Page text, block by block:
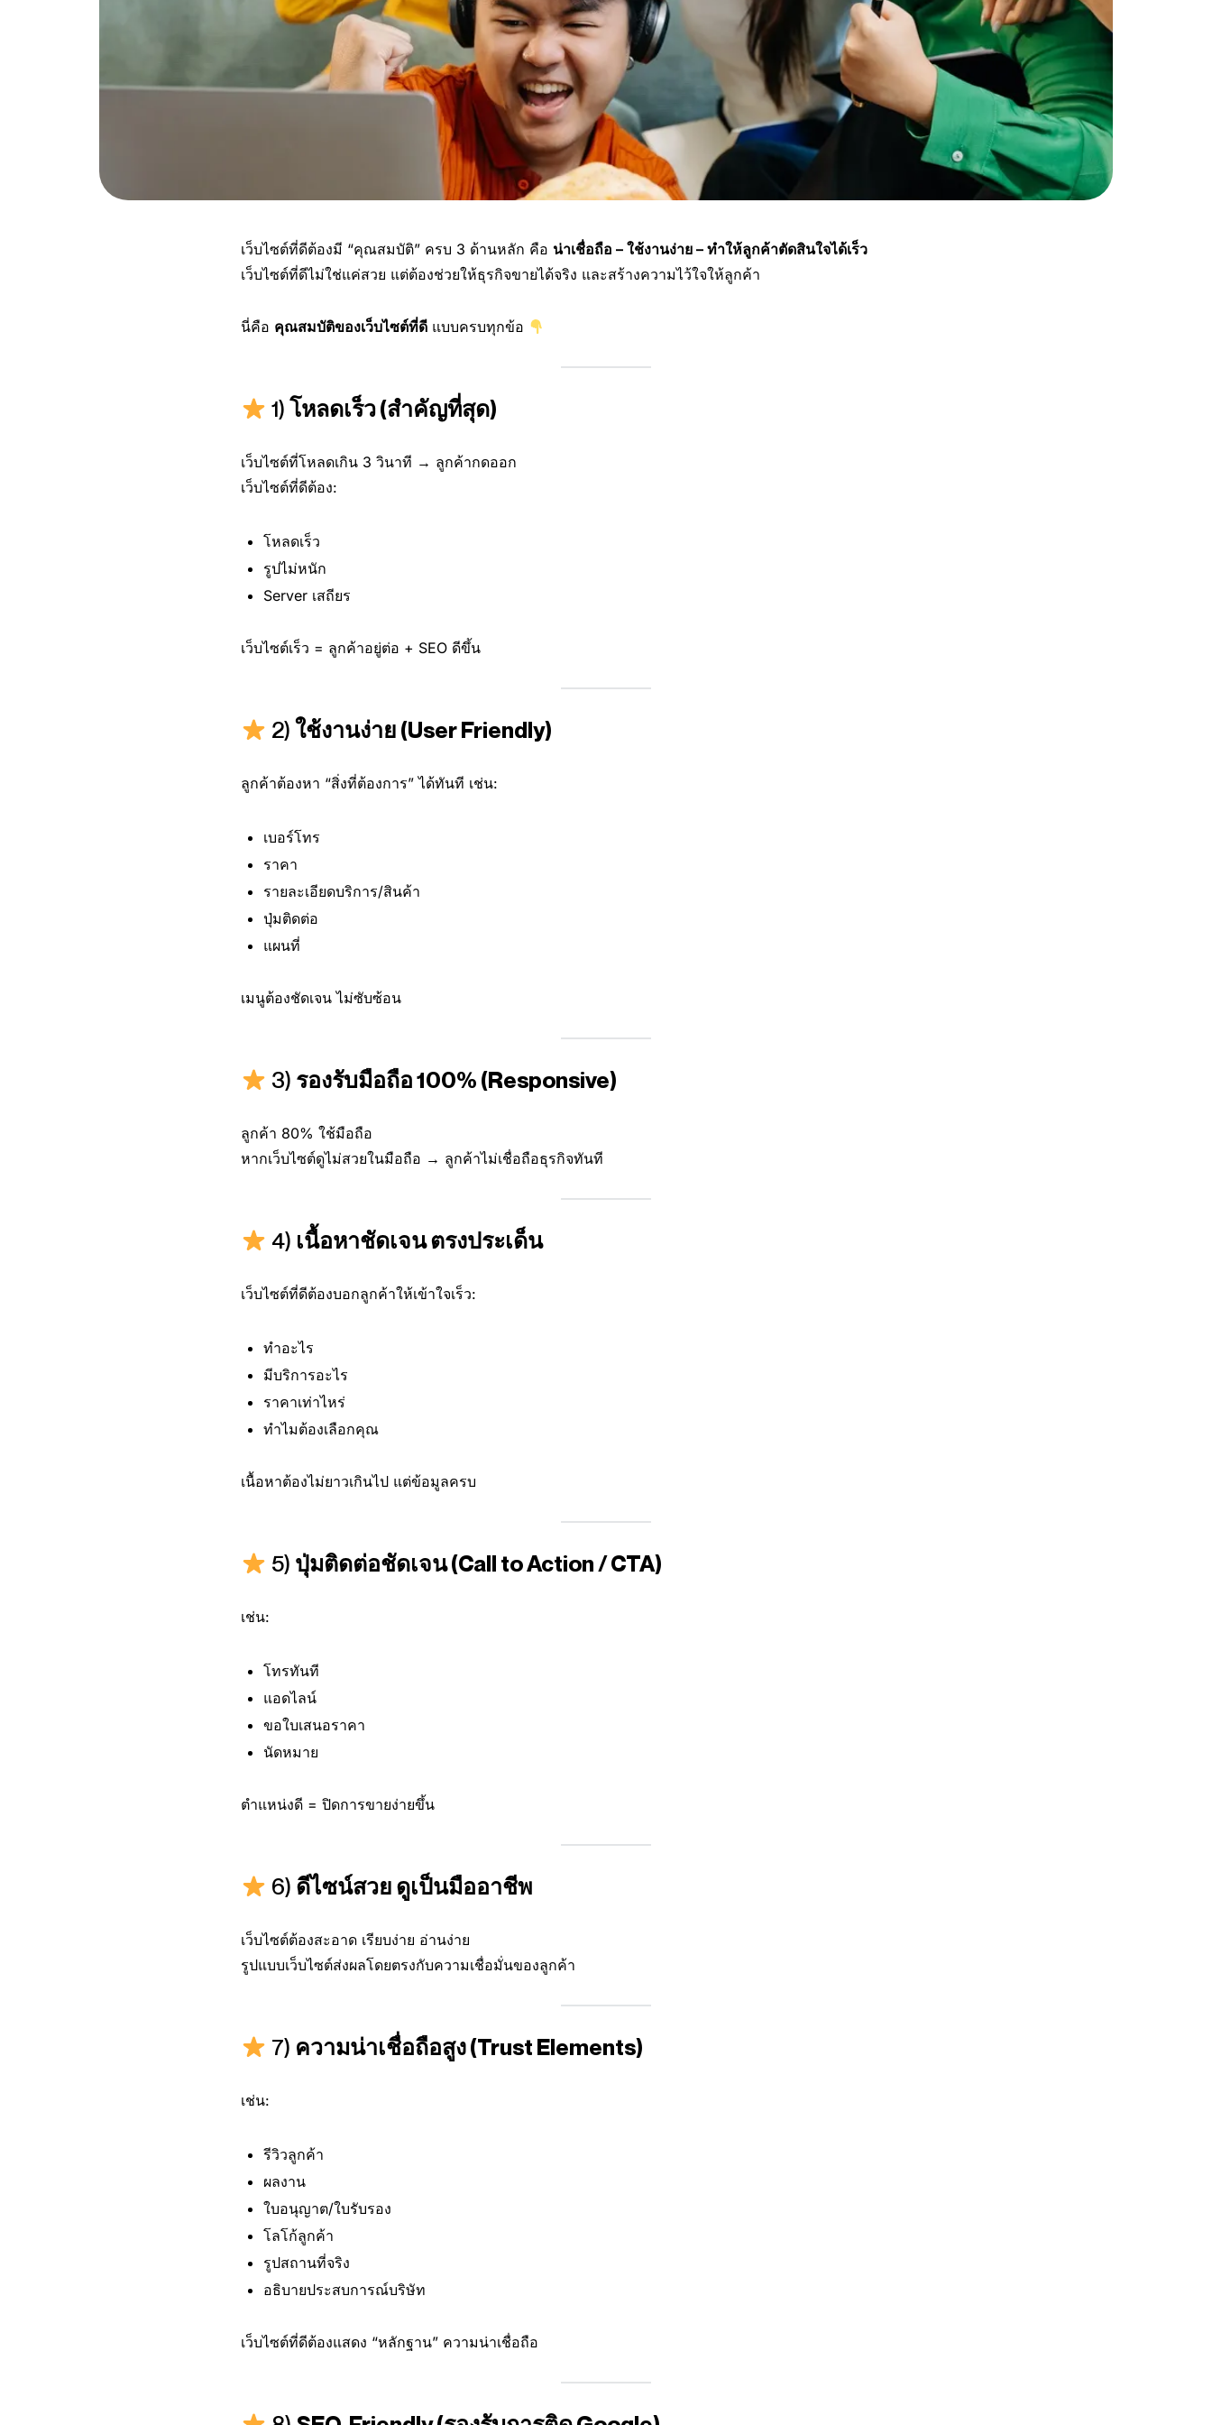
เว็บไซต์ที่ดีต้องมี “คุณสมบัติ” ครบ 3 ด้านหลัก คือ น่าเชื่อถือ – ใช้งานง่าย – ทำให้ลูกค้าตัดสินใจได้เร็ว
เว็บไซต์ที่ดีไม่ใช่แค่สวย แต่ต้องช่วยให้ธุรกิจขายได้จริง และสร้างความไว้ใจให้ลูกค้า
นี่คือ คุณสมบัติของเว็บไซต์ที่ดี แบบครบทุกข้อ
1) โหลดเร็ว (สำคัญที่สุด)
เว็บไซต์ที่โหลดเกิน 3 วินาที → ลูกค้ากดออก
เว็บไซต์ที่ดีต้อง:
โหลดเร็ว
รูปไม่หนัก
Server เสถียร
เว็บไซต์เร็ว = ลูกค้าอยู่ต่อ + SEO ดีขึ้น
2) ใช้งานง่าย (User Friendly)
ลูกค้าต้องหา “สิ่งที่ต้องการ” ได้ทันที เช่น:
เบอร์โทร
ราคา
รายละเอียดบริการ/สินค้า
ปุ่มติดต่อ
แผนที่
เมนูต้องชัดเจน ไม่ซับซ้อน
3) รองรับมือถือ 100% (Responsive)
ลูกค้า 80% ใช้มือถือ
หากเว็บไซต์ดูไม่สวยในมือถือ → ลูกค้าไม่เชื่อถือธุรกิจทันที
4) เนื้อหาชัดเจน ตรงประเด็น
เว็บไซต์ที่ดีต้องบอกลูกค้าให้เข้าใจเร็ว:
ทำอะไร
มีบริการอะไร
ราคาเท่าไหร่
ทำไมต้องเลือกคุณ
เนื้อหาต้องไม่ยาวเกินไป แต่ข้อมูลครบ
5) ปุ่มติดต่อชัดเจน (Call to Action / CTA)
เช่น:
โทรทันที
แอดไลน์
ขอใบเสนอราคา
นัดหมาย
ตำแหน่งดี = ปิดการขายง่ายขึ้น
6) ดีไซน์สวย ดูเป็นมืออาชีพ
เว็บไซต์ต้องสะอาด เรียบง่าย อ่านง่าย
รูปแบบเว็บไซต์ส่งผลโดยตรงกับความเชื่อมั่นของลูกค้า
7) ความน่าเชื่อถือสูง (Trust Elements)
เช่น:
รีวิวลูกค้า
ผลงาน
ใบอนุญาต/ใบรับรอง
โลโก้ลูกค้า
รูปสถานที่จริง
อธิบายประสบการณ์บริษัท
เว็บไซต์ที่ดีต้องแสดง “หลักฐาน” ความน่าเชื่อถือ